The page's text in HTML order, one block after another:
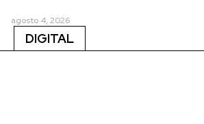
agosto 4, 2026
DIGITAL